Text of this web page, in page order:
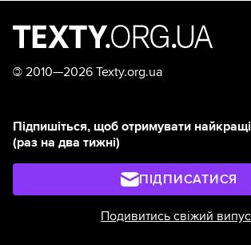
© 2010—2026 Texty.org.ua
Підпишіться, щоб отримувати найкращі
(раз на два тижні)
ПІДПИСАТИСЯ
Подивитись свіжий